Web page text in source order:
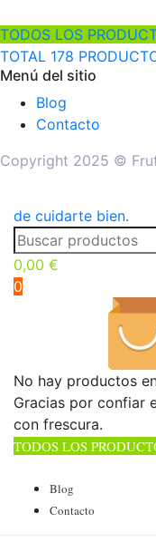
TODOS LOS
TOTAL 178
Menú del sitio
Blog
Contacto
Copyright 2025 ©
de cuidarte bien.
0,00 €
0
No hay productos
Gracias por confiar
con frescura.
TODOS LOS
Blog
Contacto